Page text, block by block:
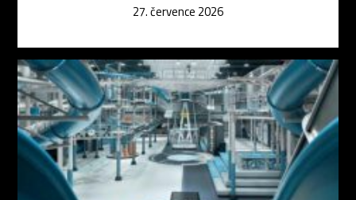
27. července 2026